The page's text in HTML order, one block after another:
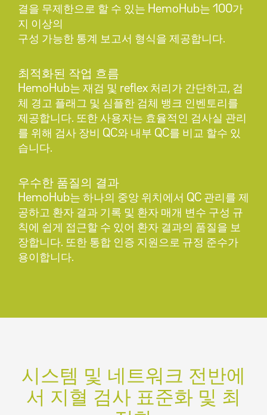
결을 무제한으로 할 수 있는 HemoHub는 100가
지 이상의
구성 가능한 통계 보고서 형식을 제공합니다.
최적화된 작업 흐름
HemoHub는 재검 및 reflex 처리가 간단하고, 검
체 경고 플래그 및 심플한 검체 뱅크 인벤토리를
제공합니다. 또한 사용자는 효율적인 검사실 관리
를 위해 검사 장비 QC와 내부 QC를 비교 할수 있
습니다.
우수한 품질의 결과
HemoHub는 하나의 중앙 위치에서 QC 관리를 제
공하고 환자 결과 기록 및 환자 매개 변수 구성 규
칙에 쉽게 접근할 수 있어 환자 결과의 품질을 보
장합니다. 또한 통합 인증 지원으로 규정 준수가
용이합니다.
시스템 및 네트워크 전반에
서 지혈 검사 표준화 및 최